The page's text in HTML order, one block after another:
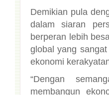
Demikian pula
dalam siaran
berperan lebih
global yang
ekonomi
“Dengan
membangun
Koperasi yang
rakyat sudah
ujar Soeryo,